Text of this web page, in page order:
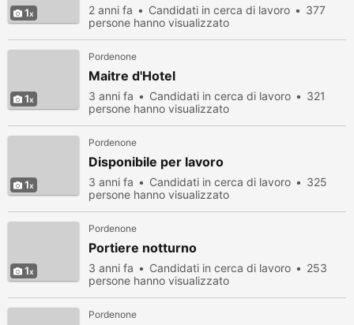
1 2 anni fa Candidati in cerca di lavoro
377
persone hanno visualizzato
1
Pordenone
Maitre d'Hotel
3 anni fa Candidati in cerca di lavoro
321
persone hanno visualizzato
1
Pordenone
Disponibile per lavoro
3 anni fa Candidati in cerca di lavoro
325
persone hanno visualizzato
1
Pordenone
Portiere notturno
3 anni fa Candidati in cerca di lavoro
253
persone hanno visualizzato
Pordenone